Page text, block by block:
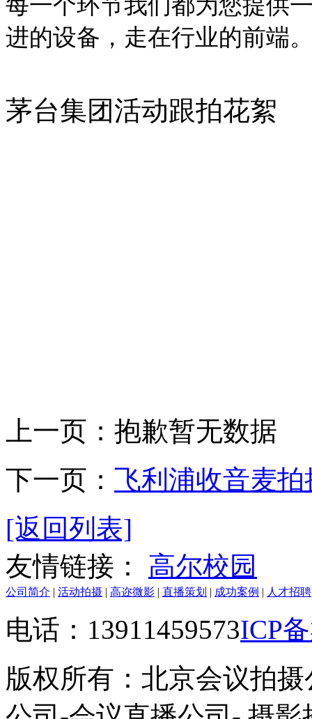
进的设备，走在行业的前端
茅台集团活动跟拍花絮
上一页： 抱歉暂无数据
下一页： 飞利浦收音麦拍
[返回列表]
友情链接：
高尔校园
公司简介 | 活动拍摄 | 高迩微影 | 直播策划 | 成功案例 | 人才招聘
电话：13911459573ICP
版权所有：北京会议拍